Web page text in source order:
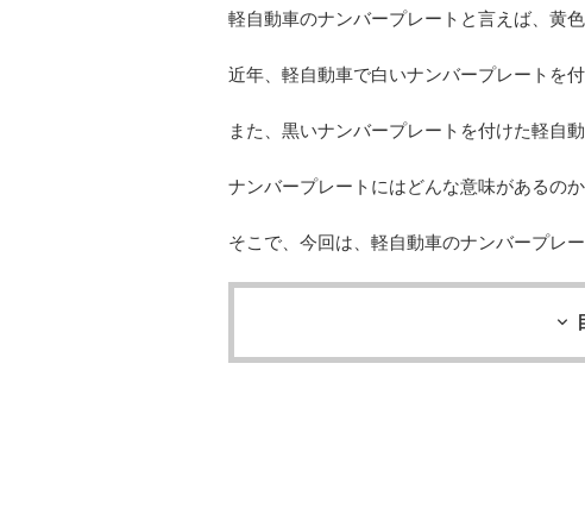
軽自動車のナンバープレートと言えば、黄
近年、軽自動車で白いナンバープレートを
また、黒いナンバープレートを付けた軽自
ナンバープレートにはどんな意味があるのか
そこで、今回は、軽自動車のナンバープレ